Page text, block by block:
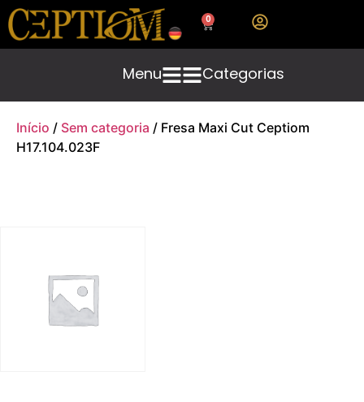
0
Menu Categorias
Início / Sem categoria / Fresa Maxi Cut Ceptiom
H17.104.023F